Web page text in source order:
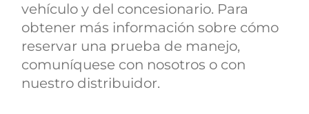
vehículo y del concesionario. Para
obtener más información sobre cómo
reservar una prueba de manejo,
comuníquese con nosotros o con
nuestro distribuidor.